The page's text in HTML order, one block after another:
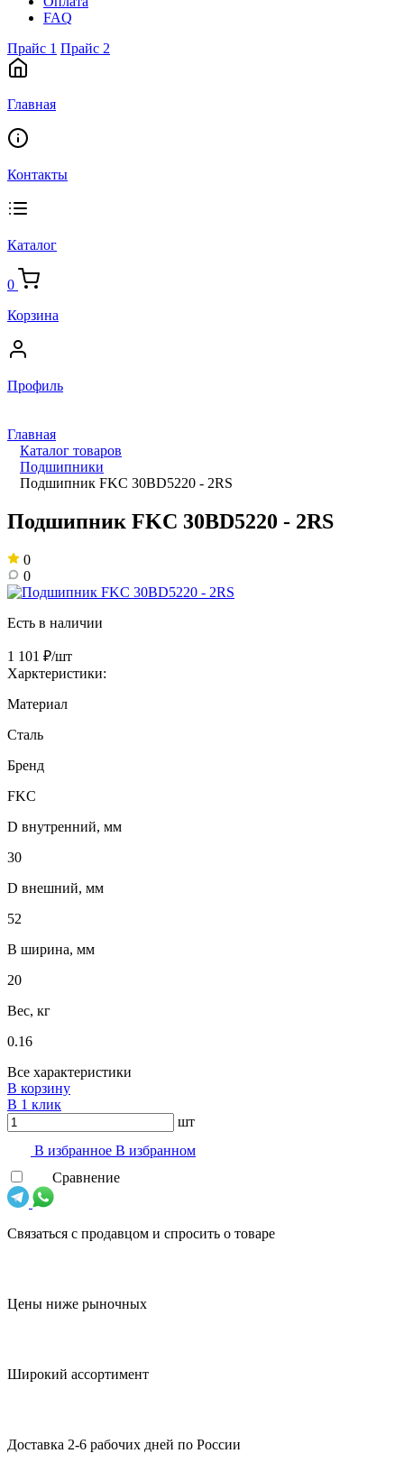
FAQ
Прайс 1 Прайс 2
Главная
Контакты
Каталог
0
Корзина
Профиль
Главная
Каталог товаров
Подшипники
Подшипник FKC 30BD5220 - 2RS
Подшипник FKC 30BD5220 - 2RS
0
0
Есть в наличии
1 101 ₽/шт
Харктеристики:
Материал
Сталь
Бренд
FKC
D внутренний, мм
30
D внешний, мм
52
B ширина, мм
20
Вес, кг
0.16
Все характеристики
В корзину
В 1 клик
шт
В избранноe В избранном
Сравнение
Связаться с продавцом и спросить о товаре
Цены ниже рыночных
Широкий ассортимент
Доставка 2-6 рабочих дней по России